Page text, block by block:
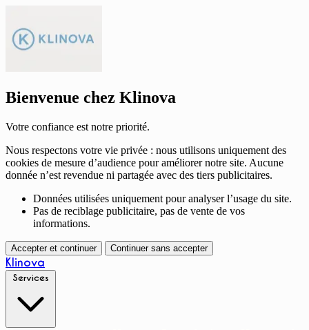
Bienvenue chez Klinova
Votre confiance est notre priorité.
Nous respectons votre vie privée : nous utilisons uniquement des
cookies de mesure d’audience pour améliorer notre site. Aucune
donnée n’est revendue ni partagée avec des tiers publicitaires.
Données utilisées uniquement pour analyser l’usage du site.
Pas de reciblage publicitaire, pas de vente de vos
informations.
Accepter et continuer Continuer sans accepter
Klinova